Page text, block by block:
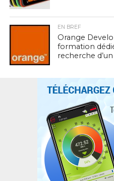
EN BREF
Orange
formation
recherche